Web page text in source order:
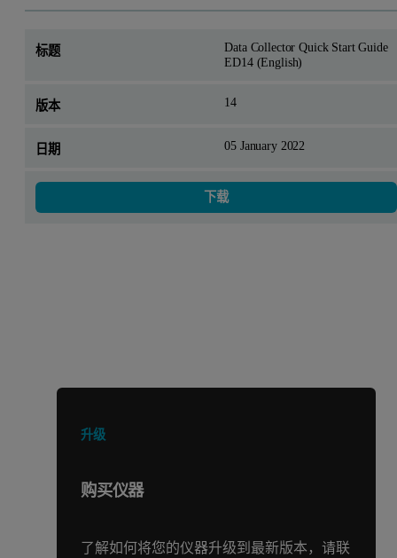
Data Collector Quick Start Guide
ED14 (English)
14
05 January 2022
下载
升级
购买仪器
了解如何将您的仪器升级到最新版本，请联